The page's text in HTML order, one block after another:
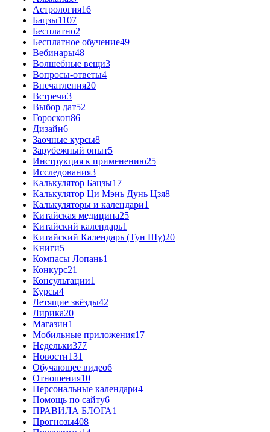
Астрология16
Бацзы1107
Бесплатно2
Бесплатное обучение49
Вебинары48
Волшебные вещи3
Вопросы-ответы4
Впечатления20
Встречи3
Выбор дат52
Гороскоп86
Дизайн6
Заочные курсы8
Зарубежный опыт5
Инструкция к применению25
Исследования3
Калькулятор Бацзы17
Калькулятор Ци Мэнь Дунь Цзя8
Калькуляторы и календари1
Китайская медицина25
Китайский календарь1
Китайский Календарь (Тун Шу)20
Книги5
Компасы Лопань1
Конкурс21
Консультации1
Курсы4
Летящие звёзды42
Лирика20
Магазин1
Мобильные приложения17
Недельки377
Новости131
Обучающее видео6
Отношения10
Персональные календари4
Помощь по сайту6
ПРАВИЛА БЛОГА1
Прогнозы408